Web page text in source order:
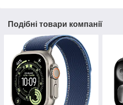
Подібні товари компанії